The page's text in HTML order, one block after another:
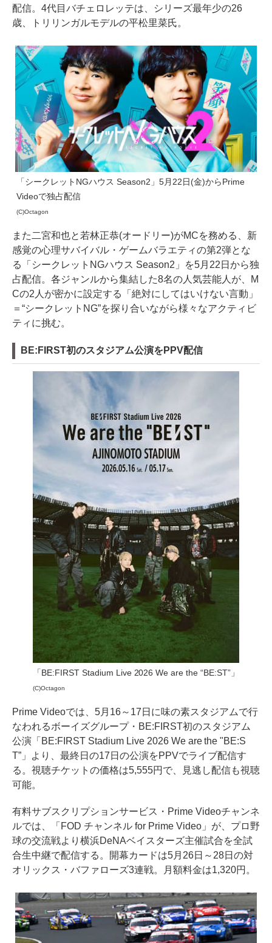
配信。4代目バチェロレッテは、シリーズ最年少の26
歳、トリリンガルモデルの平松里菜氏。
「シークレットNGハウス Season2」5月22日(金)からPrime
Videoで独占配信
(C)Octagon
また二宮和也と若林正恭(オードリー)がMCを務める、新
感覚の心理サバイバル・ゲームバラエティの第2弾とな
る「シークレットNGハウス Season2」を5月22日から独
占配信。各ジャンルから集結した8名の人気芸能人が、M
Cの2人が密かに設定する「絶対にしてはいけない言動」
＝“シークレットNG”を探り合いながら様々なアクティビ
ティに挑む。
BE:FIRST初のスタジアム公演をPPV配信
「BE:FIRST Stadium Live 2026 We are the “BE:ST”」
(C)Octagon
Prime Videoでは、5月16～17日に味の素スタジアムで行
なわれるボーイズグループ・BE:FIRST初のスタジアム
公演「BE:FIRST Stadium Live 2026 We are the "BE:S
T”」より、最終日の17日の公演をPPVでライブ配信す
る。視聴チケットの価格は5,555円で、見逃し配信も視聴
可能。
有料サブスクリプションサービス・Prime Videoチャンネ
ルでは、「FOD チャンネル for Prime Video」が、プロ野
球の交流戦より横浜DeNAベイスターズ主催試合を全試
合生中継で配信する。開幕カードは5月26日～28日の対
オリックス・バファローズ3連戦。月額料金は1,320円。